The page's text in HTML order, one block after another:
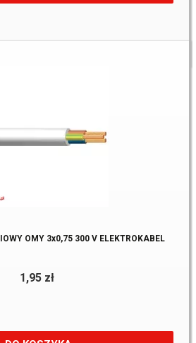
1055 m.
OMY 3x0,75 300 V ELEKTROKABEL
1,95 zł